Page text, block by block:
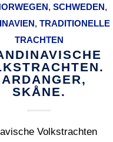
, SCHWEDEN,
,TRADITIONELLE
TRACHTEN
SKÅNE.
Volkstrachten